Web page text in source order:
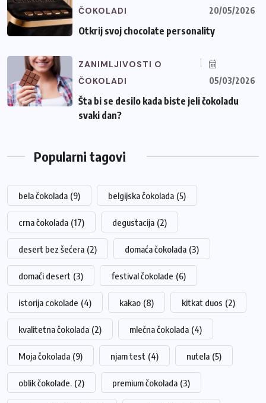
ČOKOLADI
20/05/2026
Otkrij svoj chocolate personality
ZANIMLJIVOSTI O
ČOKOLADI
05/03/2026
Šta bi se desilo kada biste jeli čokoladu
svaki dan?
Popularni tagovi
bela čokolada (9) belgijska čokolada (5)
crna čokolada (17) degustacija (2)
desert bez šećera (2) domaća čokolada (3)
domaći desert (3) festival čokolade (6)
istorija cokolade (4) kakao (8) kitkat duos (2)
kvalitetna čokolada (2) mlečna čokolada (4)
Moja čokolada (9) njam test (4) nutela (5)
oblik čokolade. (2) premium čokolada (3)